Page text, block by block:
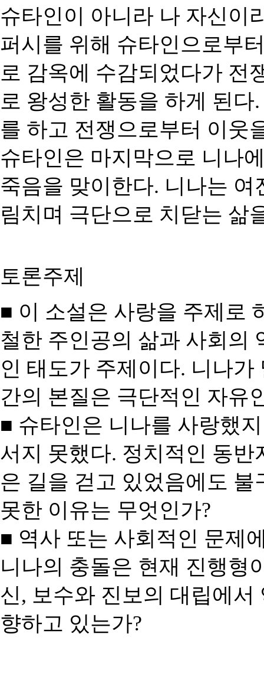
슈타인이 아니라 나 자신이
퍼시를 위해 슈타인으로부
로 감옥에 수감되었다가 전
로 왕성한 활동을 하게 된다
를 하고 전쟁으로부터 이웃
슈타인은 마지막으로 니나
죽음을 맞이한다. 니나는 여
림치며 극단으로 치닫는 삶
토론주제
■ 이 소설은 사랑을 주제로
철한 주인공의 삶과 사회의
인 태도가 주제이다. 니나
간의 본질은 극단적인 자유
■ 슈타인은 니나를 사랑했
서지 못했다. 정치적인 동
은 길을 걷고 있었음에도
못한 이유는 무엇인가?
■ 역사 또는 사회적인 문제
니나의 충돌은 현재 진행형
신, 보수와 진보의 대립에
향하고 있는가?